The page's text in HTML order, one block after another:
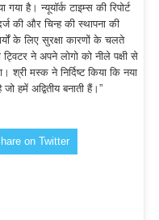
है। न्यूयॉर्क टाइम्स की रिपोर्ट
की और चिन्ह की स्थापना की
के लिए सुरक्षा कारणों के चलते
ने अपने लोगो को नीले पक्षी से
मस्क ने निर्दिष्ट किया कि नया
हमें अद्वितीय बनाती हैं।”
on Twitter